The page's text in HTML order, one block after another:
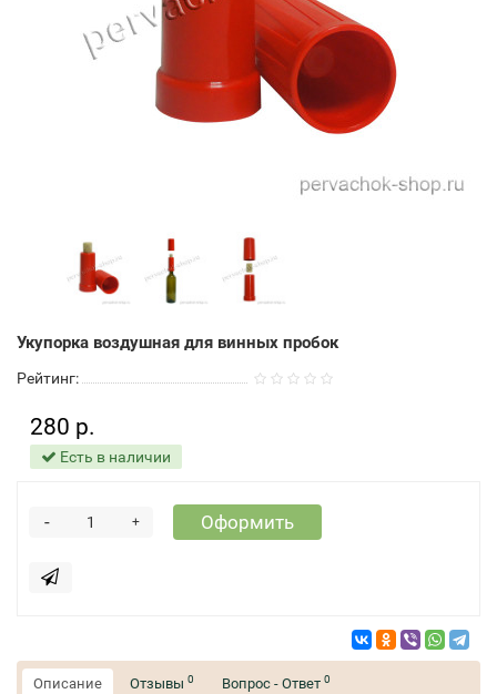
Укупорка воздушная для винных пробок
Рейтинг:
280 р.
Есть в наличии
+
- Оформить
Описание Отзывы 0 Вопрос - Ответ 0